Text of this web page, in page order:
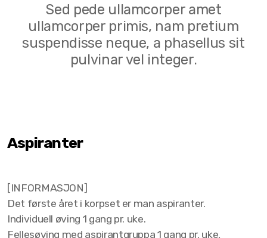
Sed pede ullamcorper amet
ullamcorper primis, nam pretium
suspendisse neque, a phasellus sit
pulvinar vel integer.
Aspiranter
[INFORMASJON]
Det første året i korpset er man aspiranter.
Individuell øving 1 gang pr. uke.
Fellesøving med aspirantgruppa 1 gang pr. uke,